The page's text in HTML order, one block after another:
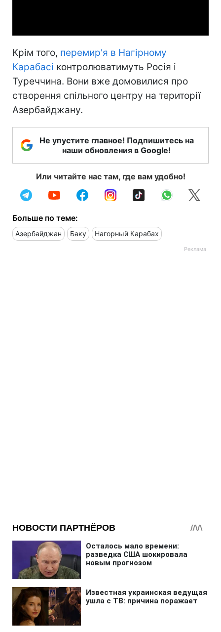
Крім того, перемир'я в Нагірному
Карабасі контролюватимуть Росія і
Туреччина. Вони вже домовилися про
створення спільного центру на території
Азербайджану.
Не упустите главное! Подпишитесь на
наши обновления в Google!
Или читайте нас там, где вам удобно!
Больше по теме:
Азербайджан Баку Нагорный Карабах